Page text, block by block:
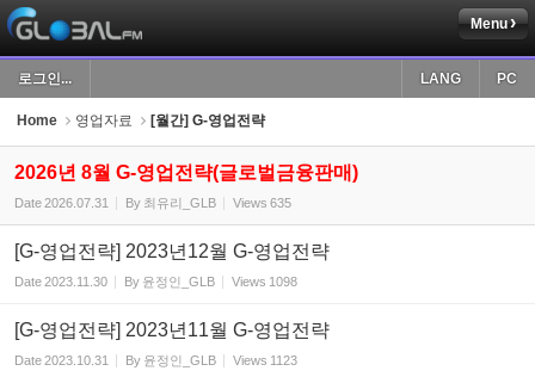
Menu
로그인... PC
LANG
Home 영업자료 [월간] G-영업전략
2026년 8월 G-영업전략(글로벌금융판매)
Date2026.07.31 By 최유리_GLB Views 635
[G-영업전략] 2023년12월 G-영업전략
Date2023.11.30 By 윤정인_GLB Views 1098
[G-영업전략] 2023년11월 G-영업전략
Date2023.10.31 By 윤정인_GLB Views 1123
Sketchbook5, 스케치북5
Sketchbook5, 스케치북5